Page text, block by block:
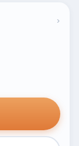
›